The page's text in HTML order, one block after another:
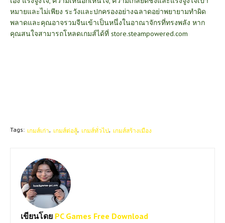
หมายและไม่เพียง ระวังและปกครองอย่างฉลาดอย่าพยายามทำผิด
พลาดและคุณอาจรวมจีนเข้าเป็นหนึ่งในอาณาจักรที่ทรงพลัง หาก
คุณสนใจสามารถโหลดเกมส์ได้ที่ store.steampowered.com
Tags: เกมส์เก่า เกมส์ต่อสู้ เกมส์ทั่วไป เกมส์สร้างเมือง
เขียนโดย PC Games Free Download